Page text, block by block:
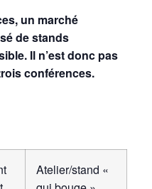
un marché
de stands
Il n’est donc pas
conférences.
Atelier/stand «